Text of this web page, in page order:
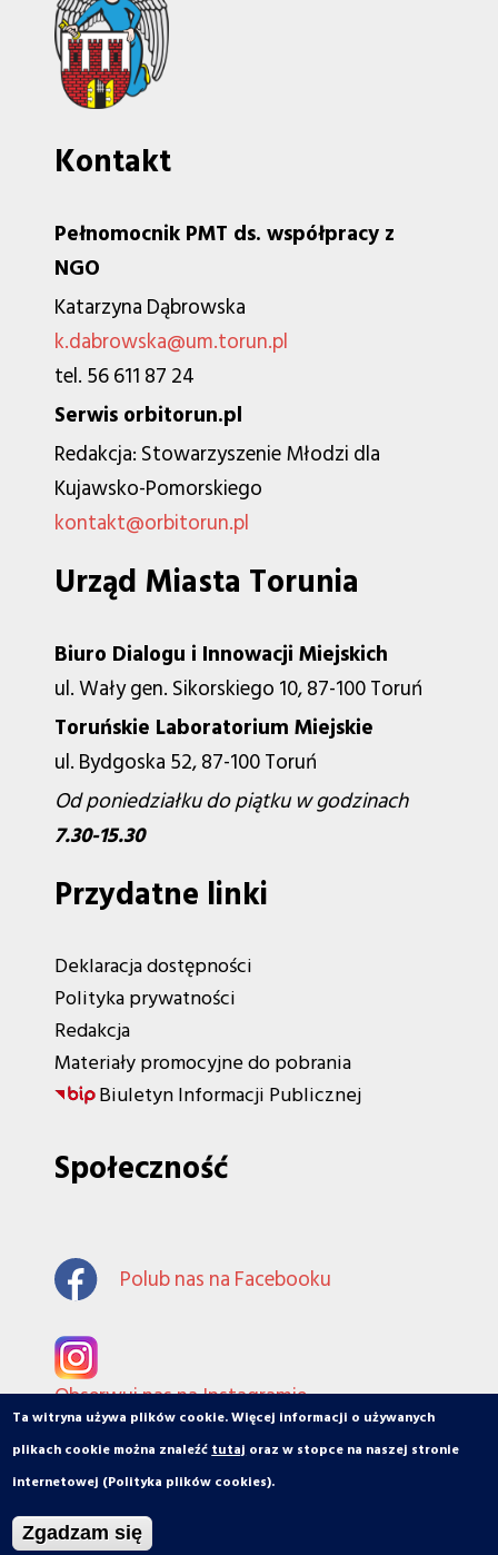
Ta witryna używa plików cookie. Więcej informacji o używanych
plikach cookie można znaleźćtutajoraz w stopce na naszej stronie
internetowej (Polityka plików cookies).
Zgadzam się
Kontakt
Pełnomocnik PMT ds. współpracy z
NGO
Katarzyna Dąbrowska
k.dabrowska@um.torun.pl
tel. 56 611 87 24
Serwis orbitorun.pl
Redakcja: Stowarzyszenie Młodzi dla
Kujawsko-Pomorskiego
kontakt@orbitorun.pl
Urząd Miasta Torunia
Biuro Dialogu i Innowacji Miejskich
ul. Wały gen. Sikorskiego 10, 87-100 Toruń
Toruńskie Laboratorium Miejskie
ul. Bydgoska 52, 87-100 Toruń
Od poniedziałku do piątku w godzinach
7.30-15.30
Przydatne linki
Deklaracja dostępności
Polityka prywatności
Redakcja
Materiały promocyjne do pobrania
Biuletyn Informacji Publicznej
Społeczność
Polub nas na Facebooku
Obserwuj nas na Instagramie
© orbiToruń.pl - Miasto, ludzie, organizacje
Projekt i wykonanie: